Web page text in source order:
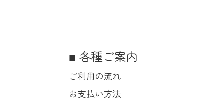
各種ご案内
ご利用の流れ
お支払い方法